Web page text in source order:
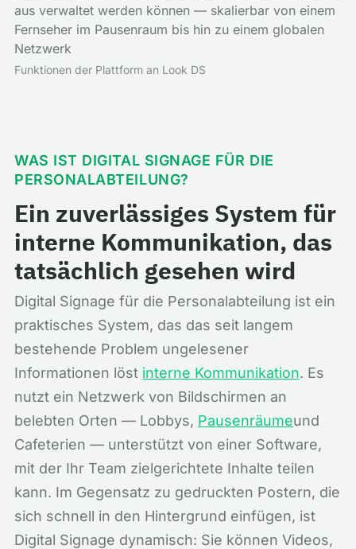
aus verwaltet werden können — skalierbar von einem
Fernseher im Pausenraum bis hin zu einem globalen
Netzwerk
Funktionen der Plattform an Look DS
WAS IST DIGITAL SIGNAGE FÜR DIE
PERSONALABTEILUNG?
Ein zuverlässiges System für
interne Kommunikation, das
tatsächlich gesehen wird
Digital Signage für die Personalabteilung ist ein
praktisches System, das das seit langem
bestehende Problem ungelesener
Informationen löst interne Kommunikation. Es
nutzt ein Netzwerk von Bildschirmen an
belebten Orten — Lobbys, Pausenräumeund
Cafeterien — unterstützt von einer Software,
mit der Ihr Team zielgerichtete Inhalte teilen
kann. Im Gegensatz zu gedruckten Postern, die
sich schnell in den Hintergrund einfügen, ist
Digital Signage dynamisch: Sie können Videos,